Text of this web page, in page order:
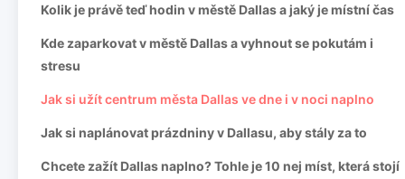
Kolik je právě teď hodin v městě Dallas a jaký je místní čas
Kde zaparkovat v městě Dallas a vyhnout se pokutám i
stresu
Jak si užít centrum města Dallas ve dne i v noci naplno
Jak si naplánovat prázdniny v Dallasu, aby stály za to
Chcete zažít Dallas naplno? Tohle je 10 nej míst, která stojí